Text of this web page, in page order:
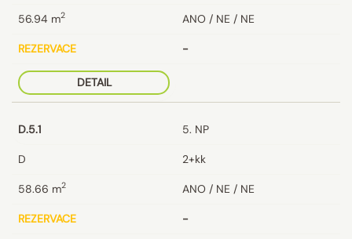
56.94 m2 ANO / NE / NE
REZERVACE -
DETAIL
D.5.1 5. NP
D 2+kk
58.66 m2 ANO / NE / NE
REZERVACE -